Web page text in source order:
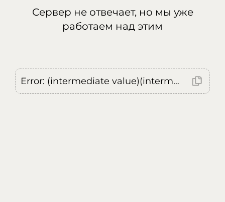
Сервер не отвечает, но мы уже
работаем над этим
Error: (intermediate value)(intermediate value)(intermediate value).replaceAll is not a function